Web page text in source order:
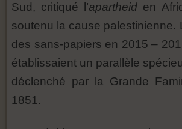
Sud, critiqué l’apartheid en
soutenu la cause palestinienne.
des sans-papiers en 2015 –
établissaient un parallèle
déclenché par la Grande
1851.